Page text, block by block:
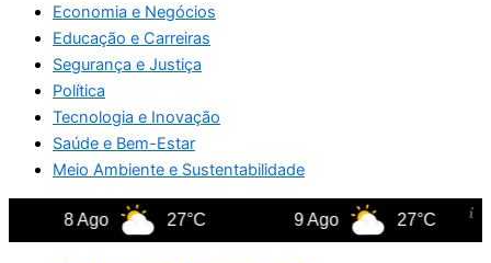
Economia e Negócios
Educação e Carreiras
Segurança e Justiça
Política
Tecnologia e Inovação
Saúde e Bem-Estar
Meio Ambiente e Sustentabilidade
8 Ago 27°C 9 Ago 27°C